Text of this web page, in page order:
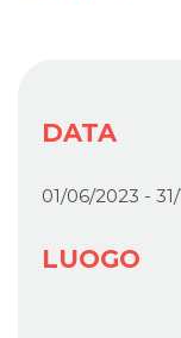
DATA
01/06/2023 -
LUOGO